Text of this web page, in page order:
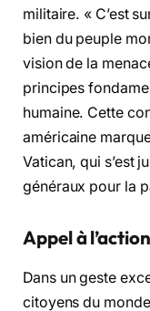
militaire. « C’est
bien du peuple
vision de la
principes
humaine. Cette
américaine
Vatican, qui s’est
généraux pour la
Appel à
Dans un geste
citoyens du